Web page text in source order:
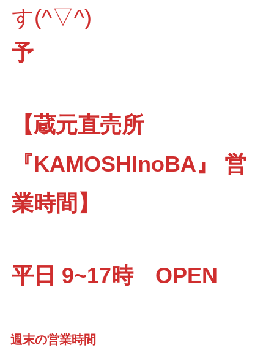
す(^▽^)
予
【蔵元直売所
『KAMOSHInoBA』 営
業時間】
平日 9~17時 OPEN
週末の営業時間